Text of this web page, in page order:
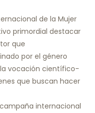
de la Mujer
primordial destacar
que
por el género
vocación científico-
que buscan hacer
internacional